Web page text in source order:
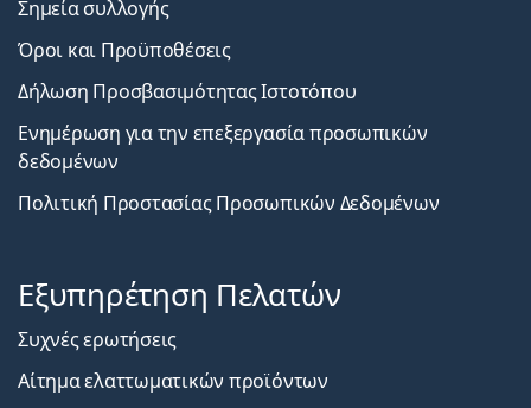
Σημεία συλλογής
Όροι και Προϋποθέσεις
Δήλωση Προσβασιμότητας Ιστοτόπου
Ενημέρωση για την επεξεργασία προσωπικών
δεδομένων
Πολιτική Προστασίας Προσωπικών Δεδομένων
Εξυπηρέτηση Πελατών
Συχνές ερωτήσεις
Αίτημα ελαττωματικών προϊόντων